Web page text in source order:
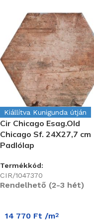
Kiállítva Kunigunda útján
Cir Chicago Esag.Old
Chicago Sf. 24X27,7 cm
Padlólap
Termékkód:
CIR/1047370
Rendelhető (2-3 hét)
14 770 Ft /m2